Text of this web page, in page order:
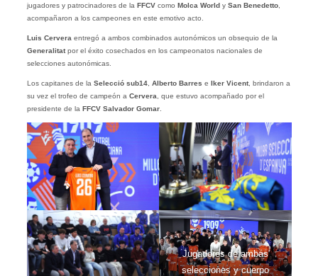
jugadores y patrocinadores de la FFCVcomo Molca Worldy San Benedetto,
acompañaron a los campeones en este emotivo acto.
Luis Cervera entregó a ambos combinados autonómicos un obsequio de la
Generalitatpor el éxito cosechados en los campeonatos nacionales de
selecciones autonómicas.
Los capitanes de la Selecció sub14, Alberto Barres e Iker Vicent, brindaron a
su vez el trofeo de campeón a Cervera , que estuvo acompañado por el
presidente de la FFCV Salvador Gomar.
Jugadores de ambas
selecciones y cuerpo